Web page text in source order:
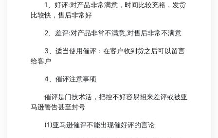
1、好评:对产品非常满意，时间比较充裕，发货
比较快，售后非常好
2、差评:对产品非常不满意,对售后非常不满意
3、适当使用催评：在客户收到货之后可以留言
给客户
4、催评注意事项
催评是门技术活，把控不好容易招来差评或被亚
马逊警告甚至封号
(1)亚马逊催评不能出现催好评的言论